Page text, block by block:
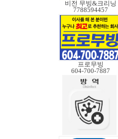
비전 무빙&크리닝
7788594457
프로무빙
604-700-7887